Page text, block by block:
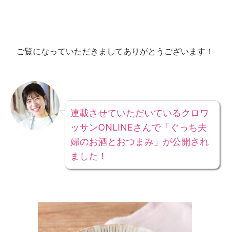
ご覧になっていただきましてありがとうございます！
連載させていただいているクロワ
ッサンONLINEさんで「ぐっち夫
婦のお酒とおつまみ」が公開され
ました！